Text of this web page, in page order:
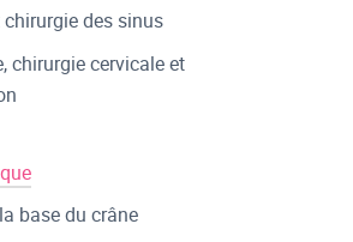
des sinus
chirurgie cervicale et
base du crâne